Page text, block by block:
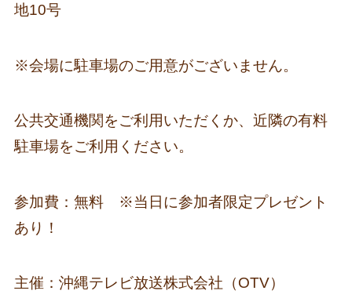
地10号
※会場に駐車場のご用意がございません。
公共交通機関をご利用いただくか、近隣の有料
駐車場をご利用ください。
参加費：無料 ※当日に参加者限定プレゼント
あり！
主催：沖縄テレビ放送株式会社（OTV）